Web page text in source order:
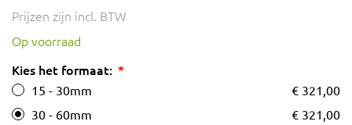
Prijzen zijn incl. BTW
Op voorraad
Kies het formaat:
15 - 30mm
€ 321,00
30 - 60mm
€ 321,00